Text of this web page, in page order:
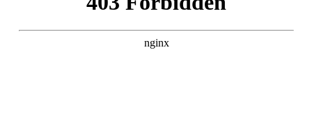
En este episodio les hablaré de mi experiencia en este
competitivo e interesante mundo del podcasting.